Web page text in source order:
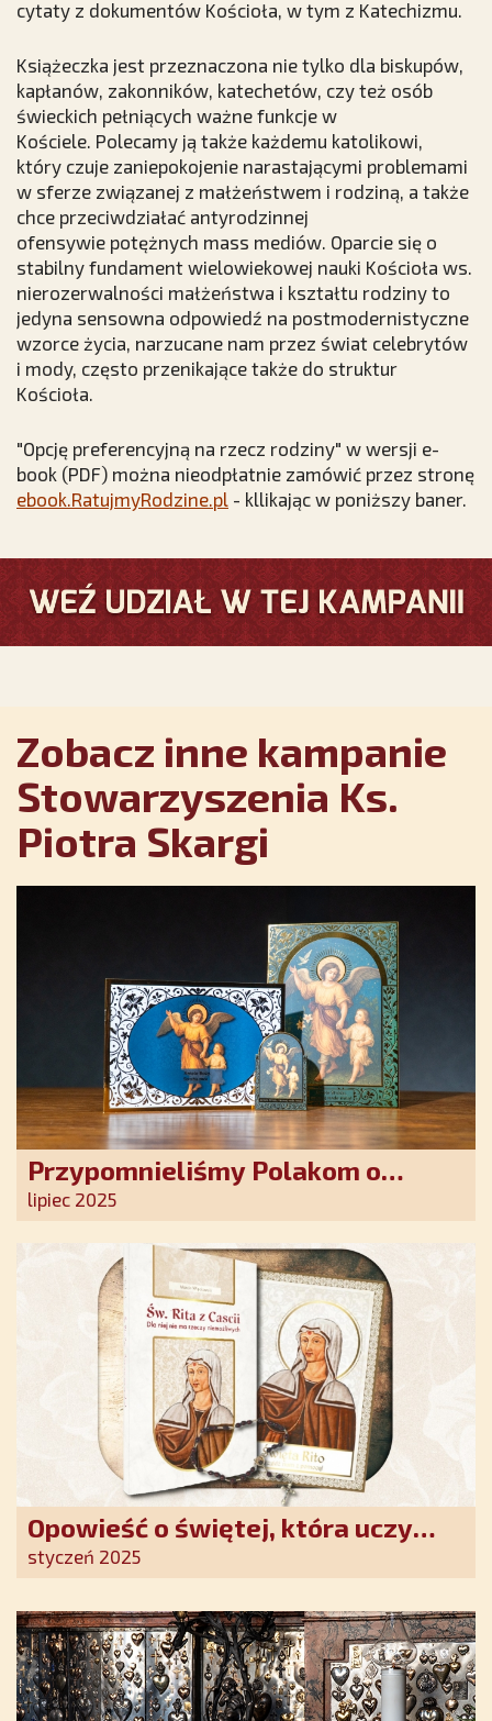
cytaty z dokumentów Kościoła, w tym z Katechizmu.
Książeczka jest przeznaczona nie tylko dla biskupów,
kapłanów, zakonników, katechetów, czy też osób
świeckich pełniących ważne funkcje w
Kościele. Polecamy ją także każdemu katolikowi,
który czuje zaniepokojenie narastającymi problemami
w sferze związanej z małżeństwem i rodziną, a także
chce przeciwdziałać antyrodzinnej
ofensywie potężnych mass mediów. Oparcie się o
stabilny fundament wielowiekowej nauki Kościoła ws.
nierozerwalności małżeństwa i kształtu rodziny to
jedyna sensowna odpowiedź na postmodernistyczne
wzorce życia, narzucane nam przez świat celebrytów
i mody, często przenikające także do struktur
Kościoła.
"Opcję preferencyjną na rzecz rodziny" w wersji e-
book (PDF) można nieodpłatnie zamówić przez stronę
ebook.RatujmyRodzine.pl - kllikając w poniższy baner.
Zobacz inne kampanie
Stowarzyszenia Ks.
Piotra Skargi
Przypomnieliśmy Polakom o
obecności Anioła Stróża!
lipiec 2025
Opowieść o świętej, która uczy
szczerego oddania się Bogu.
nadziei w XXI wieku
styczeń 2025